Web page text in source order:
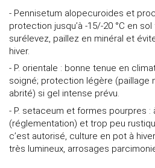
- Pennisetum alopecuroides et
protection jusqu’à -15/-20 °C en
surélevez, paillez en minéral et
hiver.
- P. orientale : bonne tenue en
soigné; protection légère (paillage
abrité) si gel intense prévu.
- P. setaceum et formes pourpres :
(réglementation) et trop peu
c’est autorisé, culture en pot à
très lumineux, arrosages